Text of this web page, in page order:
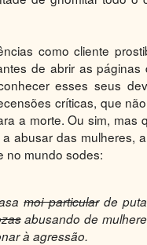
como cliente
de abrir as páginas
esses seus
críticas, que
a morte. Ou sim, mas
abusar das mulheres,
no mundo sodes:
moi particularde
abusando de
à agressão.